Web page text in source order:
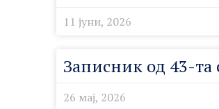
11 јуни, 2026
Записник од 43-та
26 мај, 2026